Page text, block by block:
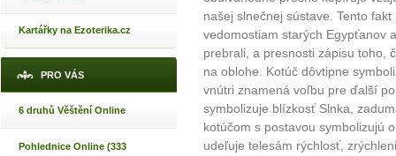
Kartářky na Ezoterika.cz
PRO VÁS
6 druhů Věštění Online
Pohlednice Online (333
našej slnečnej sústave. Tento
vedomostiam starých Egypťanov
prebrali, a presnosti zápisu toho,
na oblohe. Kotúč dôvtipne
vnútri znamená voľbu pre ďalší
symbolizuje blízkosť Slnka,
kotúčom s postavou symbolizujú
udeľuje telesám rýchlosť,